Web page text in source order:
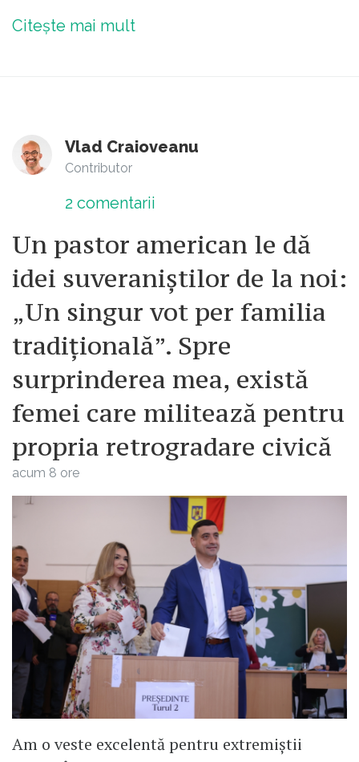
Citește mai mult
Vlad Craioveanu
Contributor
2 comentarii
Un pastor american le dă
idei suveraniștilor de la noi:
„Un singur vot per familia
tradițională”. Spre
surprinderea mea, există
femei care militează pentru
propria retrogradare civică
acum 8 ore
Am o veste excelentă pentru extremiștii